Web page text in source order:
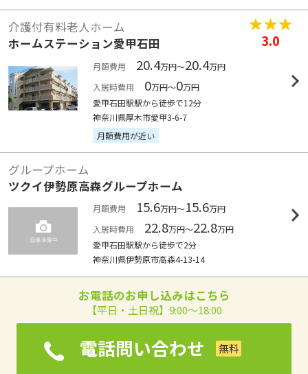
介護付有料老人ホーム
ホームステーション愛甲石田
3.0
月額費用 20.4万円～20.4万円
入居時費用
0万円～0万円
愛甲石田駅駅から徒歩で12分
神奈川県厚木市愛甲3-6-7
月額費用が近い
グループホーム
ツクイ伊勢原高森グループホーム
月額費用 15.6万円～15.6万円
入居時費用
22.8万円～22.8万円
愛甲石田駅駅から徒歩で2分
神奈川県伊勢原市高森4-13-14
お電話のお申し込みはこちら
【平日・土日祝】9:00～18:00
電話問い合わせ